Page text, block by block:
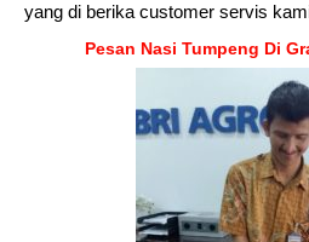
yang di berika customer servis
Pesan Nasi Tumpeng Di